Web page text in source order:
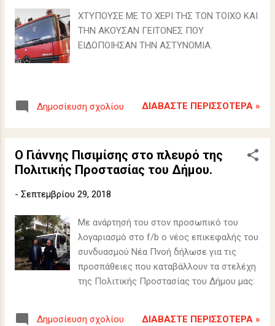
ΧΤΥΠΟΥΣΕ ΜΕ ΤΟ ΧΕΡΙ ΤΗΣ ΤΟΝ ΤΟΙΧΟ ΚΑΙ
ΤΗΝ ΑΚΟΥΣΑΝ ΓΕΙΤΟΝΕΣ ΠΟΥ
ΕΙΔΟΠΟΙΗΣΑΝ ΤΗΝ ΑΣΤΥΝΟΜΙΑ.
Δημοσίευση σχολίου ΔΙΑΒΆΣΤΕ ΠΕΡΙΣΣΌΤΕΡΑ »
Ο Γιάννης Πισιμίσης στο πλευρό της
Πολιτικής Προστασίας του Δήμου.
- Σεπτεμβρίου 29, 2018
Με ανάρτησή του στον προσωπικό του
λογαριασμό στο f/b ο νέος επικεφαλής του
συνδυασμού Νέα Πνοή δήλωσε για τις
προσπάθειες που καταβάλλουν τα στελέχη
της Πολιτικής Προστασίας του Δήμου μας:
Δημοσίευση σχολίου ΔΙΑΒΆΣΤΕ ΠΕΡΙΣΣΌΤΕΡΑ »